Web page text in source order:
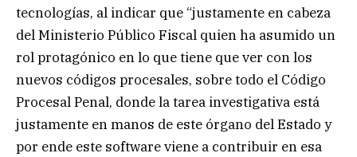
tecnologías, al indicar que “justamente en cabeza
del Ministerio Público Fiscal quien ha asumido un
rol protagónico en lo que tiene que ver con los
nuevos códigos procesales, sobre todo el Código
Procesal Penal, donde la tarea investigativa está
justamente en manos de este órgano del Estado y
por ende este software viene a contribuir en esa